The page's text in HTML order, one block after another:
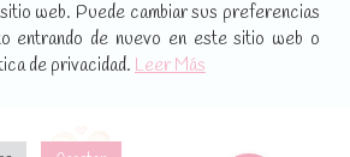
web. Puede cambiar sus preferencias
entrando de nuevo en este sitio web o
de privacidad. Leer Más